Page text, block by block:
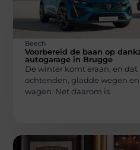
Beech
Voorbereid de baan op
autogarage in Brugge
De winter komt eraan, en
ochtenden, gladde wegen
wagen. Net daarom is